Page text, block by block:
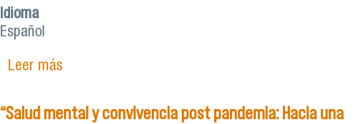
Idioma
Español
Leer mássobre Inauguran segunda versión del ‘Diplomado
Abordaje desde la Gerontología’
“Salud mental y convivencia post pandemia: Hacia una